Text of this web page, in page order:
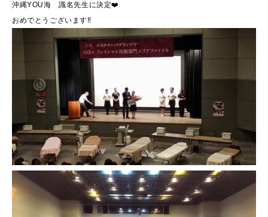
沖縄YOU海 識名先生に決定❤️
おめでとうございます‼️